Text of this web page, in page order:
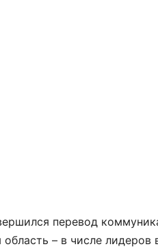
перевод
– в числе лидеров